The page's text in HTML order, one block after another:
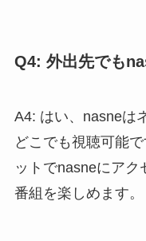
Q4: 外出先でも
A4: はい、nasneは
どこでも視聴可能
ットでnasneにア
番組を楽しめます。